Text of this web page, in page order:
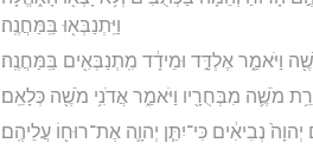
וַיִּֽתְנַבְּא֖וּ בַּֽמַּחֲנֶֽה׃
וַיֹּאמַ֑ר אֶלְדָּ֣ד וּמֵידָ֔ד מִֽתְנַבְּאִ֖ים בַּֽמַּחֲנֶֽה׃
מֹשֶׁ֛ה מִבְּחֻרָ֖יו וַיֹּאמַ֑ר אֲדֹנִ֥י מֹשֶׁ֖ה כְּלָאֵֽם׃
נְבִיאִ֔ים כִּי־יִתֵּ֧ן יְהוָ֛ה אֶת־רוּח֖וֹ עֲלֵיהֶֽם׃